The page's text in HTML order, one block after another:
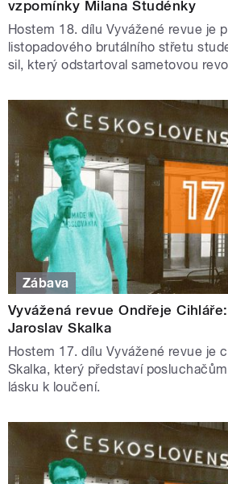
vzpomínky Milana Studénky
Hostem 18. dílu Vyvážené revue je
listopadového brutálního střetu
sil, který odstartoval sametovou
Zábava
Vyvážená revue Ondřeje
Jaroslav Skalka
Hostem 17. dílu Vyvážené revue je
Skalka, který představí
lásku k loučení.